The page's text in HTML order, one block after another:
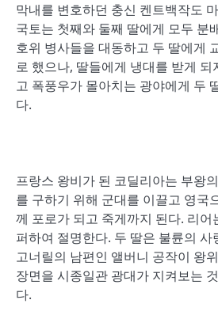
막내를 변호하던 충신 켄트백작도
국토는 첫째와 둘째 딸에게 모두 분
호위 병사들을 대동하고 두 딸에게
로 했으나, 딸들에게 냉대를 받게 되
고 폭풍우가 몰아치는 광야에게 두
다.
프랑스 왕비가 된 코딜리아는 부왕
를 구하기 위해 군대를 이끌고 영국
께 포로가 되고 죽게까지 된다. 리어
퍼하여 절명한다. 두 딸은 불륜의
고너릴의 남편인 앨버니 공작이 왕
장면을 시종일관 광대가 지켜보는
다.